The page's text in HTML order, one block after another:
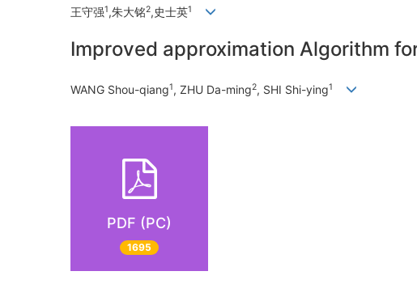
王守强1,朱大铭2,史士英1
Improved approximation Algorithm
WANG Shou-qiang1, ZHU Da-ming2, SHI Shi-ying1
PDF (PC)
1695